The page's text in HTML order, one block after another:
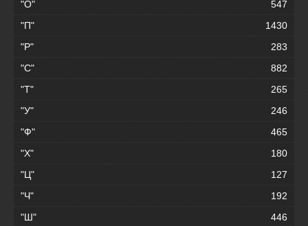
"О"
547
"П"
1430
"Р"
283
"С"
882
"Т"
265
"У"
246
"Ф"
465
"Х"
180
"Ц"
127
"Ч"
192
"Ш"
446